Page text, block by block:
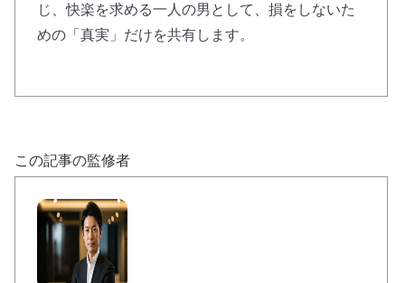
じ、快楽を求める一人の男として、損をしないた
めの「真実」だけを共有します。
この記事の監修者